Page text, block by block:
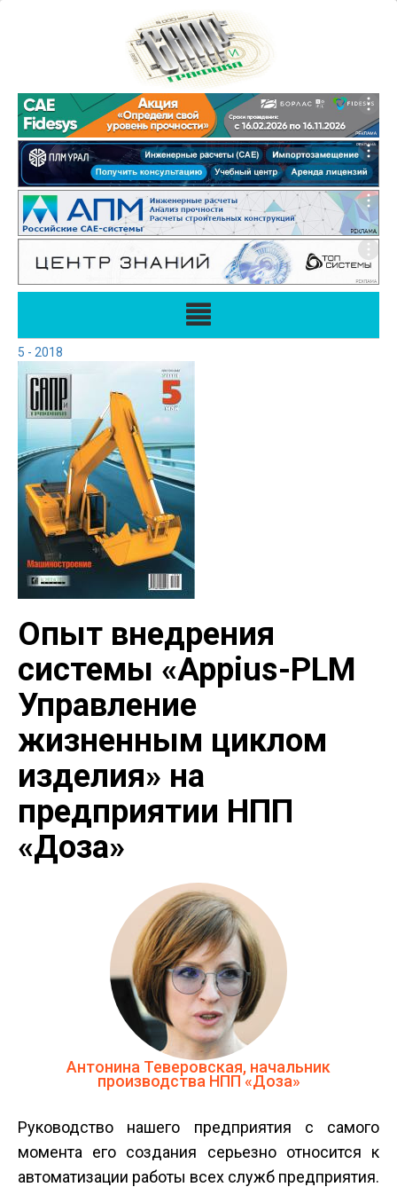
5 - 2018
Опыт внедрения
системы «Appius-PLM
Управление
жизненным циклом
изделия» на
предприятии НПП
«Доза»
Антонина Теверовская, начальник
производства НПП «Доза»
Руководство нашего предприятия с самого
момента его создания серьезно относится к
автоматизации работы всех служб предприятия.